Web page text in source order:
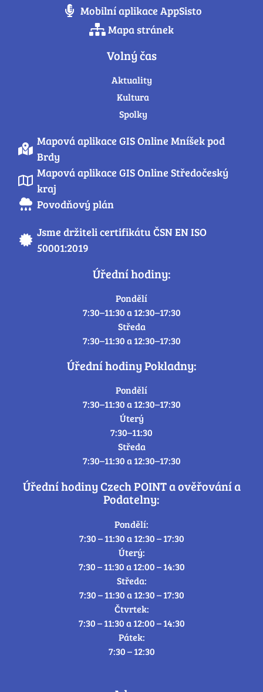
Mobilní aplikace AppSisto
Mapa stránek
Volný čas
Aktuality
Kultura
Spolky
Mapová aplikace GIS Online Mníšek pod
Brdy
Mapová aplikace GIS Online Středočeský
kraj
Povodňový plán
Jsme držiteli certifikátu ČSN EN ISO
50001:2019
Úřední hodiny:
Pondělí
7:30–11:30 a 12:30–17:30
Středa
7:30–11:30 a 12:30–17:30
Úřední hodiny Pokladny:
Pondělí
7:30–11:30 a 12:30–17:30
Úterý
7:30–11:30
Středa
7:30–11:30 a 12:30–17:30
Úřední hodiny Czech POINT a ověřování a
Podatelny:
Pondělí:
7:30 – 11:30 a 12:30 – 17:30
Úterý:
7:30 – 11:30 a 12:00 – 14:30
Středa:
7:30 – 11:30 a 12:30 – 17:30
Čtvrtek:
7:30 – 11:30 a 12:00 – 14:30
Pátek:
7:30 – 12:30